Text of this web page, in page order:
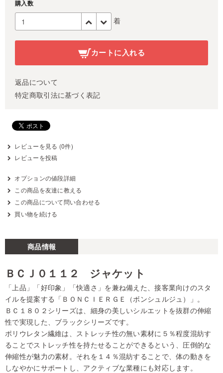
購入数
着
カートに入れる
返品について
特定商取引法に基づく表記
レビューを見る (0件)
レビューを投稿
オプションの値段詳細
この商品を友達に教える
この商品について問い合わせる
買い物を続ける
商品情報
ＢＣＪ０１１２ ジャケット
「上品」「好印象」「快適さ」を兼ね備えた、接客業向けのスタ
イルを提案する「ＢＯＮＣＩＥＲＧＥ（ボンシュルジュ）」。
ＢＣ１８０２シリーズは、細身の美しいシルエットを抜群の伸縮
性で実現した、ブラックシリーズです。
ポリウレタン繊維は、ストレッチ性の無い素材に５％程度混紡す
ることでストレッチ性を持たせることができるという、圧倒的な
伸縮性が魅力の素材。それを１４％混紡することで、体の動きを
しなやかにサポートし、アクティブな業種にも対応します。